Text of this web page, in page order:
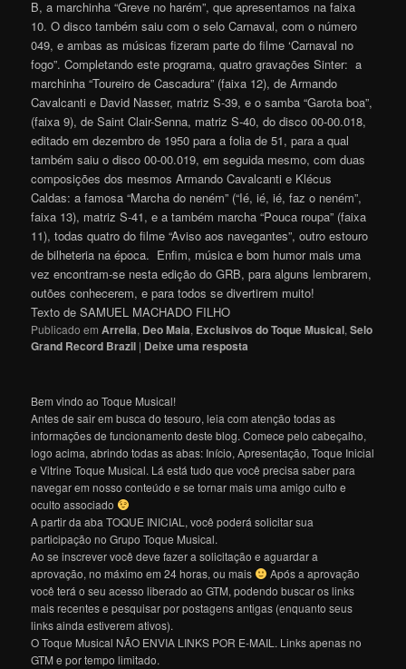
B, a marchinha “Greve no harém”, que apresentamos na faixa
10. O disco também saiu com o selo Carnaval, com o número
049, e ambas as músicas fizeram parte do filme ‘Carnaval no
fogo”. Completando este programa, quatro gravações Sinter: a
marchinha “Toureiro de Cascadura” (faixa 12), de Armando
Cavalcanti e David Nasser, matriz S-39, e o samba “Garota boa”,
(faixa 9), de Saint Clair-Senna, matriz S-40, do disco 00-00.018,
editado em dezembro de 1950 para a folia de 51, para a qual
também saiu o disco 00-00.019, em seguida mesmo, com duas
composições dos mesmos Armando Cavalcanti e Klécus
Caldas: a famosa “Marcha do neném” (“Ié, ié, ié, faz o neném”,
faixa 13), matriz S-41, e a também marcha “Pouca roupa” (faixa
11), todas quatro do filme “Aviso aos navegantes”, outro estouro
de bilheteria na época. Enfim, música e bom humor mais uma
vez encontram-se nesta edição do GRB, para alguns lembrarem,
outões conhecerem, e para todos se divertirem muito!
Texto de SAMUEL MACHADO FILHO
Publicado em Arrelia, Deo Maia, Exclusivos do Toque Musical,Selo
Grand Record Brazil | Deixe uma resposta
Bem vindo ao Toque Musical!
Antes de sair em busca do tesouro, leia com atenção todas as
informações de funcionamento deste blog. Comece pelo cabeçalho,
logo acima, abrindo todas as abas: Início, Apresentação, Toque Inicial
e Vitrine Toque Musical. Lá está tudo que você precisa saber para
navegar em nosso conteúdo e se tornar mais uma amigo culto e
oculto associado
A partir da aba TOQUE INICIAL, você poderá solicitar sua
participação no Grupo Toque Musical.
Ao se inscrever você deve fazer a solicitação e aguardar a
aprovação, no máximo em 24 horas, ou mais
Após a aprovação
você terá o seu acesso liberado ao GTM, podendo buscar os links
mais recentes e pesquisar por postagens antigas (enquanto seus
links ainda estiverem ativos).
O Toque Musical NÃO ENVIA LINKS POR E-MAIL. Links apenas no
GTM e por tempo limitado.